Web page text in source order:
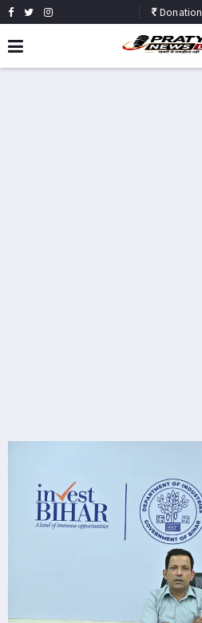
Donation